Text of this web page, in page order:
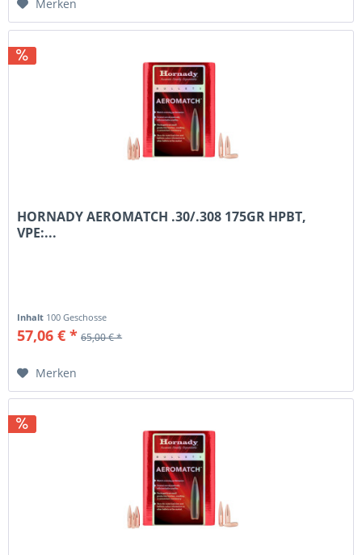
Merken
HORNADY AEROMATCH .30/.308 175GR HPBT,
VPE:...
Inhalt 100 Geschosse
57,06 € * 65,00 € *
Merken